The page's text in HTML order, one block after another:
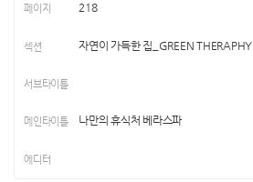
218
자연이 가득한 집_GREEN THERAPHY
나만의 휴식처 베라스파